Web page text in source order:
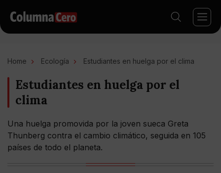
Home Ecología Estudiantes en huelga por el clima
Estudiantes en huelga por el
clima
Una huelga promovida por la joven sueca Greta
Thunberg contra el cambio climático, seguida en 105
países de todo el planeta.